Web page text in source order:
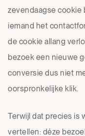
zevendaagse cookie
iemand het
de cookie allang
bezoek een nieuwe
conversie dus niet
oorspronkelijke klik.
Terwijl dat precies is
vertellen: déze